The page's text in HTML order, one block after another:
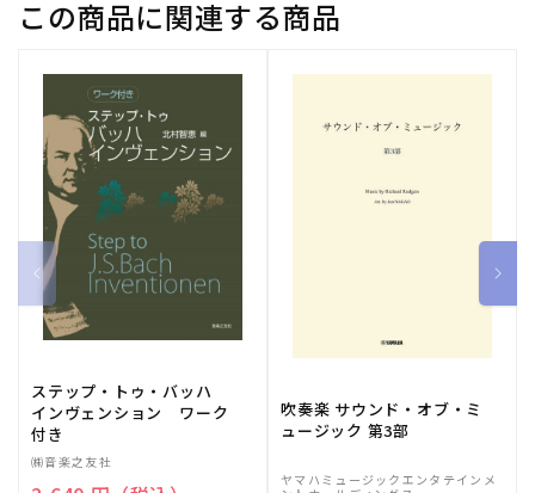
この商品に関連する商品
ステップ・トゥ・バッハ
インヴェンション ワーク
付き
㈱音楽之友社
吹奏楽 サウンド・オブ・ミ
ュージック 第3部
ヤマハミュージックエンタテインメ